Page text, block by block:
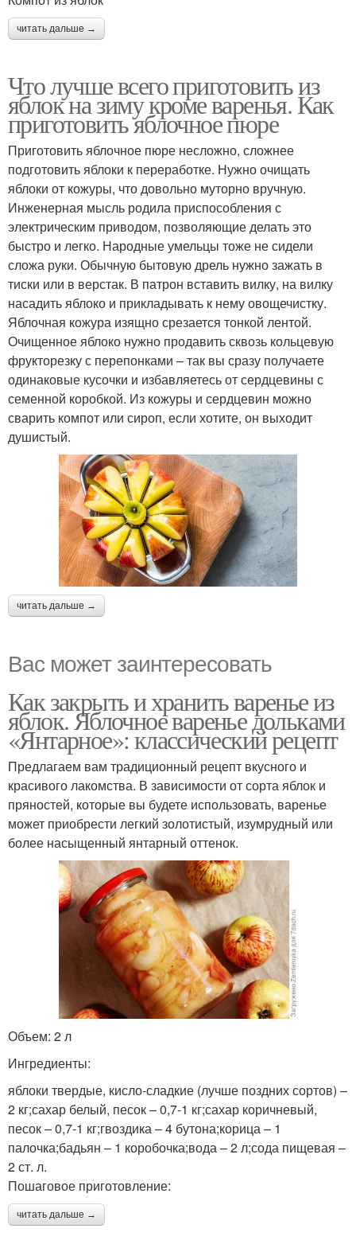
читать дальше →
Что лучше всего приготовить из
яблок на зиму кроме варенья. Как
приготовить яблочное пюре
Приготовить яблочное пюре несложно, сложнее
подготовить яблоки к переработке. Нужно очищать
яблоки от кожуры, что довольно муторно вручную.
Инженерная мысль родила приспособления с
электрическим приводом, позволяющие делать это
быстро и легко. Народные умельцы тоже не сидели
сложа руки. Обычную бытовую дрель нужно зажать в
тиски или в верстак. В патрон вставить вилку, на вилку
насадить яблоко и прикладывать к нему овощечистку.
Яблочная кожура изящно срезается тонкой лентой.
Очищенное яблоко нужно продавить сквозь кольцевую
фрукторезку с перепонками – так вы сразу получаете
одинаковые кусочки и избавляетесь от сердцевины с
семенной коробкой. Из кожуры и сердцевин можно
сварить компот или сироп, если хотите, он выходит
душистый.
читать дальше →
Вас может заинтересовать
Как закрыть и хранить варенье из
яблок. Яблочное варенье дольками
«Янтарное»: классический рецепт
Предлагаем вам традиционный рецепт вкусного и
красивого лакомства. В зависимости от сорта яблок и
пряностей, которые вы будете использовать, варенье
может приобрести легкий золотистый, изумрудный или
более насыщенный янтарный оттенок.
Объем: 2 л
Ингредиенты:
яблоки твердые, кисло-сладкие (лучше поздних сортов) –
2 кг;сахар белый, песок – 0,7-1 кг;сахар коричневый,
песок – 0,7-1 кг;гвоздика – 4 бутона;корица – 1
палочка;бадьян – 1 коробочка;вода – 2 л;сода пищевая –
2 ст. л.
Пошаговое приготовление:
читать дальше →